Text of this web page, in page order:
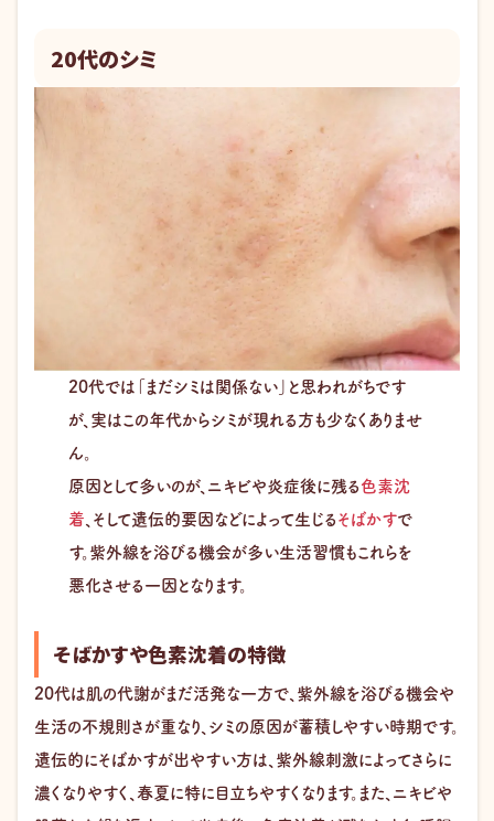
20代のシミ
20代では「まだシミは関係ない」と思われがちです
が、実はこの年代からシミが現れる方も少なくありませ
ん。
原因として多いのが、ニキビや炎症後に残る 色素沈
着 、そして遺伝的要因などによって生じる そばかすで
す。紫外線を浴びる機会が多い生活習慣もこれらを
悪化させる一因となります。
そばかすや色素沈着の特徴
20代は肌の代謝がまだ活発な一方で、紫外線を浴びる機会や
生活の不規則さが重なり、シミの原因が蓄積しやすい時期です。
遺伝的にそばかすが出やすい方は、紫外線刺激によってさらに
濃くなりやすく、春夏に特に目立ちやすくなります。また、ニキビや